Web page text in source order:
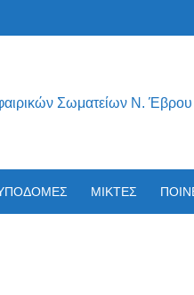
Σωματείων Ν. Έβρου
ΜΙΚΤΕΣ